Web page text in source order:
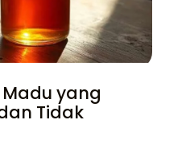
yang
Tidak